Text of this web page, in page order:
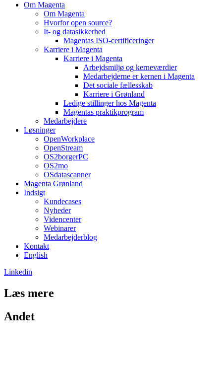
Om Magenta
Om Magenta
Hvorfor open source?
It- og datasikkerhed
Magentas ISO-certificeringer
Karriere i Magenta
Karriere i Magenta
Arbejdsmiljø og kerneværdier
Medarbejderne er kernen i Magenta
Det sociale fællesskab
Karriere i Grønland
Ledige stillinger hos Magenta​
Magentas praktikprogram
Medarbejdere
Løsninger
OpenWorkplace
OpenStream
OS2borgerPC
OS2mo
OSdatascanner
Magenta Grønland
Indsigt
Kundecases
Nyheder
Videncenter
Webinarer
Medarbejderblog
Kontakt
English
Linkedin
Læs mere
Andet